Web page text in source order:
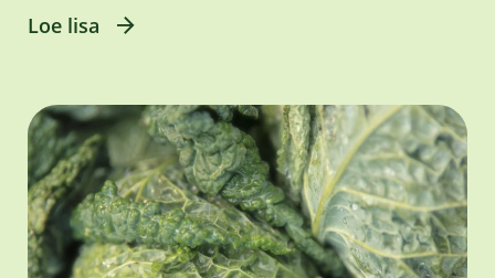
Loe lisa